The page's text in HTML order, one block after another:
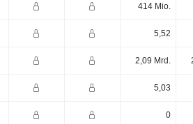
414 Mio.
5,52
2,09 Mrd.
5,03
0